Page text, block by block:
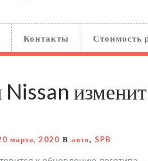
Контакты Стоимость
марта, 2020 В авто, SPB